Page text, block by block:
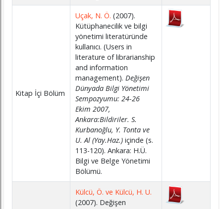
Kitap İçi Bölüm
Uçak, N. Ö. (2007).
Kütüphanecilik ve bilgi
yönetimi literatüründe
kullanıcı. (Users in
literature of librarianship
and information
management). Değişen
Dünyada Bilgi Yönetimi
Sempozyumu: 24-26
Ekim 2007,
Ankara:Bildiriler. S.
Kurbanoğlu, Y. Tonta ve
U. Al (Yay.Haz.)içinde (s.
113-120). Ankara: H.Ü.
Bilgi ve Belge Yönetimi
Bölümü.
Külcü, Ö. ve Külcü, H. U.
(2007). Değişen